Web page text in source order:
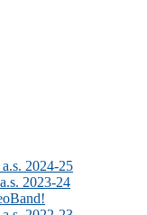
2024-25
2023-24